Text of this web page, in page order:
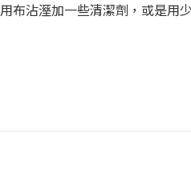
用布沾溼加一些清潔劑，或是用